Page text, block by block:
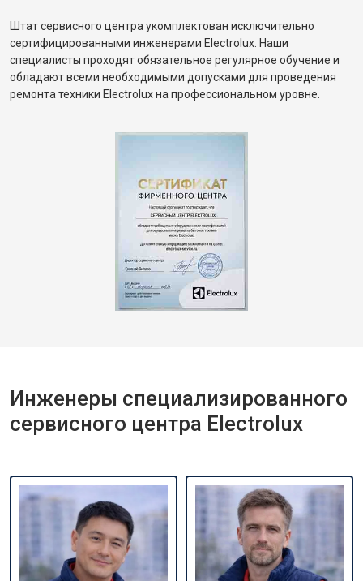
Штат сервисного центра укомплектован исключительно
сертифицированными инженерами Electrolux. Наши
специалисты проходят обязательное регулярное обучение и
обладают всеми необходимыми допусками для проведения
ремонта техники Electrolux на профессиональном уровне.
Инженеры специализированного
сервисного центра Electrolux